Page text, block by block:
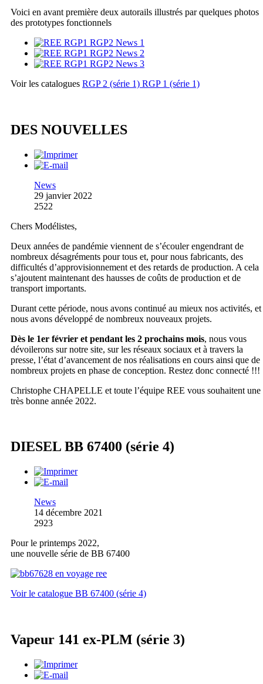
Voici en avant première deux autorails illustrés par quelques photos
des prototypes fonctionnels
Voir les catalogues RGP 2 (série 1) RGP 1 (série 1)
DES NOUVELLES
News
29 janvier 2022
2522
Chers Modélistes,
Deux années de pandémie viennent de s’écouler engendrant de
nombreux désagréments pour tous et, pour nous fabricants, des
difficultés d’approvisionnement et des retards de production. A cela
s’ajoutent maintenant des hausses de coûts de production et de
transport importants.
Durant cette période, nous avons continué au mieux nos activités, et
nous avons développé de nombreux nouveaux projets.
Dès le 1er février et pendant les 2 prochains mois, nous vous
dévoilerons sur notre site, sur les réseaux sociaux et à travers la
presse, l’état d’avancement de nos réalisations en cours ainsi que de
nombreux projets en phase de conception. Restez donc connecté !!!
Christophe CHAPELLE et toute l’équipe REE vous souhaitent une
très bonne année 2022.
DIESEL BB 67400 (série 4)
News
14 décembre 2021
2923
Pour le printemps 2022,
une nouvelle série de BB 67400
Voir le catalogue BB 67400 (série 4)
Vapeur 141 ex-PLM (série 3)